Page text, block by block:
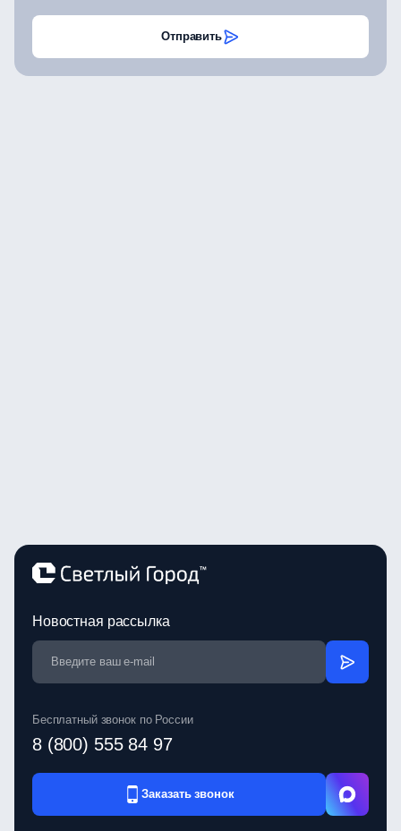
Отправить
Новостная рассылка
Бесплатный звонок по России
8 (800) 555 84 97
Заказать звонок